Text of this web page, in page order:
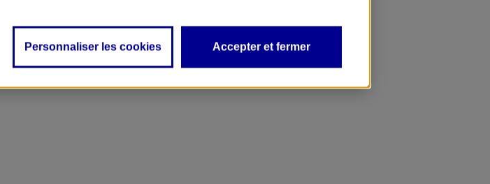
Personnaliser les cookies Accepter et fermer